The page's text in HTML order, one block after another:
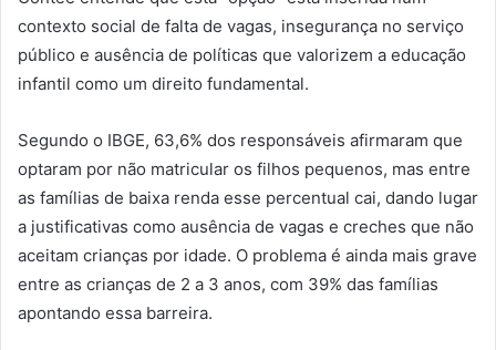
contexto social de falta de vagas, insegurança no serviço
público e ausência de políticas que valorizem a educação
infantil como um direito fundamental.
Segundo o IBGE, 63,6% dos responsáveis afirmaram que
optaram por não matricular os filhos pequenos, mas entre
as famílias de baixa renda esse percentual cai, dando lugar
a justificativas como ausência de vagas e creches que não
aceitam crianças por idade. O problema é ainda mais grave
entre as crianças de 2 a 3 anos, com 39% das famílias
apontando essa barreira.